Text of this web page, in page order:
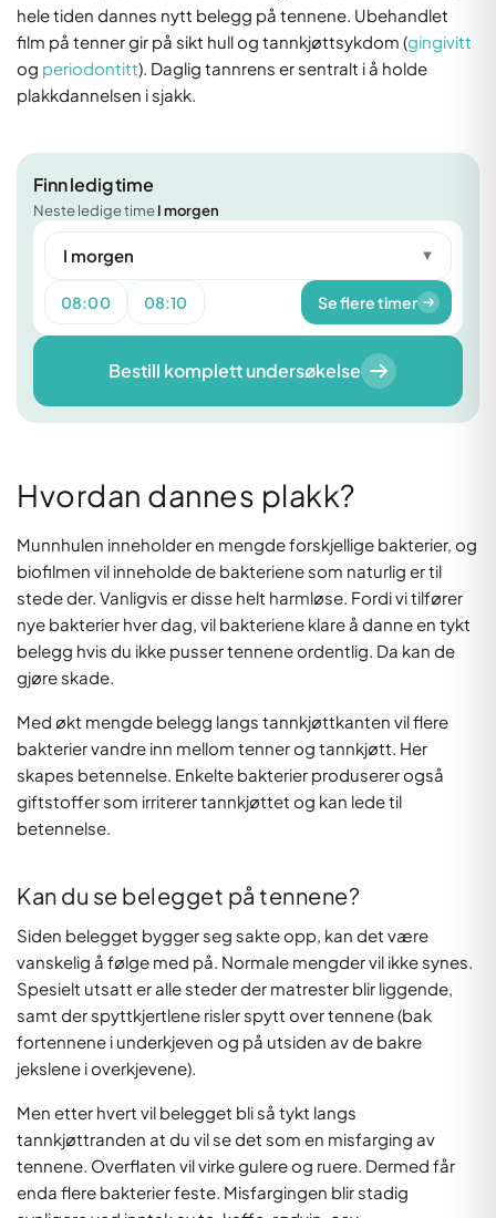
hele tiden dannes nytt belegg på tennene. Ubehandlet
film på tenner gir på sikt hull og tannkjøttsykdom (gingivitt
og periodontitt). Daglig tannrens er sentralt i å holde
plakkdannelsen i sjakk.
Finn ledig time
Neste ledige timeI morgen
I morgen ▼
08:00 08:10 Se flere timer
Bestill komplett undersøkelse
Hvordan dannes plakk?
Munnhulen inneholder en mengde forskjellige bakterier, og
biofilmen vil inneholde de bakteriene som naturlig er til
stede der. Vanligvis er disse helt harmløse. Fordi vi tilfører
nye bakterier hver dag, vil bakteriene klare å danne en tykt
belegg hvis du ikke pusser tennene ordentlig. Da kan de
gjøre skade.
Med økt mengde belegg langs tannkjøttkanten vil flere
bakterier vandre inn mellom tenner og tannkjøtt. Her
skapes betennelse. Enkelte bakterier produserer også
giftstoffer som irriterer tannkjøttet og kan lede til
betennelse.
Kan du se belegget på tennene?
Siden belegget bygger seg sakte opp, kan det være
vanskelig å følge med på. Normale mengder vil ikke synes.
Spesielt utsatt er alle steder der matrester blir liggende,
samt der spyttkjertlene risler spytt over tennene (bak
fortennene i underkjeven og på utsiden av de bakre
jekslene i overkjevene).
Men etter hvert vil belegget bli så tykt langs
tannkjøttranden at du vil se det som en misfarging av
tennene. Overflaten vil virke gulere og ruere. Dermed får
enda flere bakterier feste. Misfargingen blir stadig